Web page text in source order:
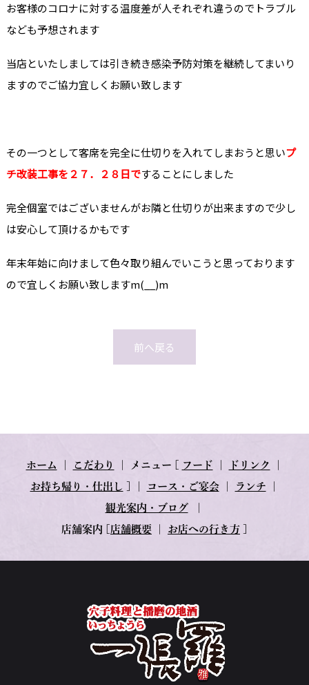
お客様のコロナに対する温度差が人それぞれ違うのでトラブル
なども予想されます
当店といたしましては引き続き感染予防対策を継続してまいり
ますのでご協力宜しくお願い致します
その一つとして客席を完全に仕切りを入れてしまおうと思いプ
チ改装工事を２７．２８日ですることにしました
完全個室ではございませんがお隣と仕切りが出来ますので少し
は安心して頂けるかもです
年末年始に向けまして色々取り組んでいこうと思っております
ので宜しくお願い致しますm(__)m
前へ戻る
ホーム こだわり メニュー フード ドリンク
お持ち帰り・仕出し コース・ご宴会｜ ランチ
観光案内・ブログ｜
店舗案内 店舗概要 お店への行き方